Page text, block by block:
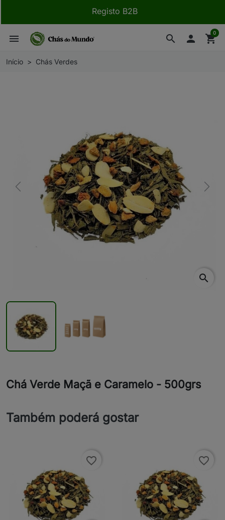
Registo B2B
search
menu  shopping_cart
0
Início Chás Verdes
Previous Next
search
Chá Verde Maçã e Caramelo - 500grs
Também poderá gostar
favorite_border favorite_border